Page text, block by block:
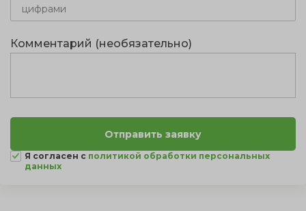
Комментарий (необязательно)
Я согласен с политикой обработки персональных
данных